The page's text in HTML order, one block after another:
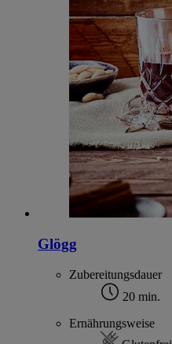
Glögg
Zubereitungsdauer
20 min.
Ernährungsweise